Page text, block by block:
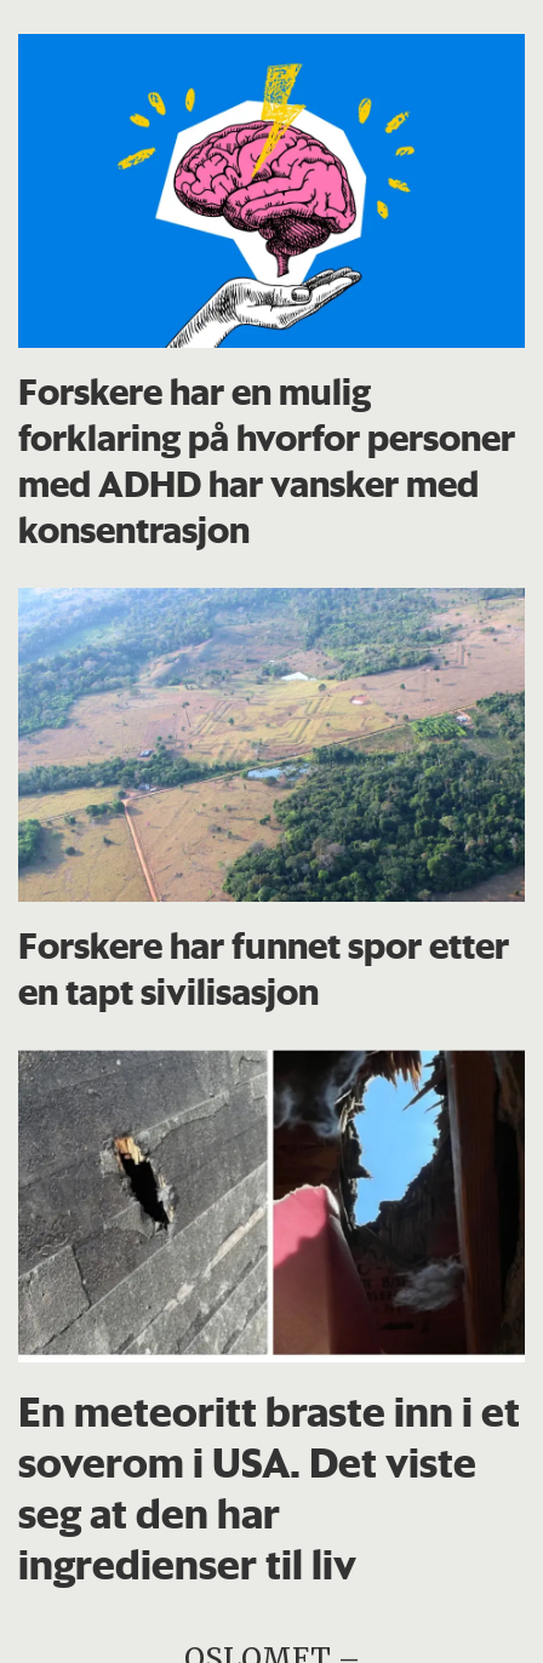
Forskere har en mulig
forklaring på hvorfor personer
med ADHD har vansker med
konsentrasjon
Forskere har funnet spor etter
en tapt sivilisasjon
En meteoritt braste inn i et
soverom i USA. Det viste
seg at den har
ingredienser til liv